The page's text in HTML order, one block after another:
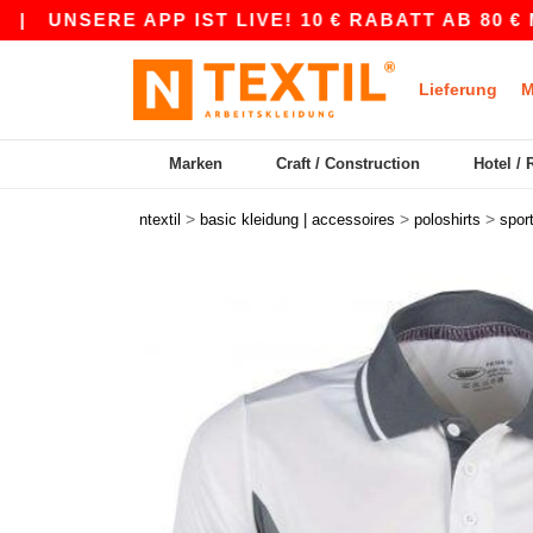
APP IST LIVE! 10 € RABATT AB 80 € MIT
Lieferung
Marken Craft / Construction Hotel /
ntextil > basic kleidung | accessoires > poloshirts >